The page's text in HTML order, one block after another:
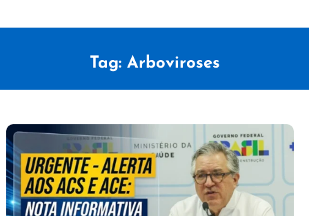
Tag: Arboviroses